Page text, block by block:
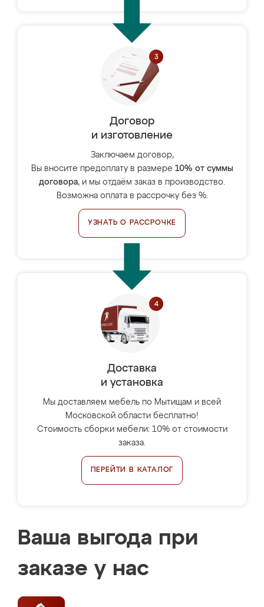
Договор
и изготовление
Заключаем договор,
Вы вносите предоплату в размере 10% от суммы
договора, и мы отдаём заказ в производство.
Возможна оплата в рассрочку без %.
УЗНАТЬ О РАССРОЧКЕ
Доставка
и установка
Мы доставляем мебель по Мытищам и всей
Московской области бесплатно!
Стоимость сборки мебели: 10% от стоимости
заказа.
ПЕРЕЙТИ В КАТАЛОГ
Ваша выгода при
заказе у нас